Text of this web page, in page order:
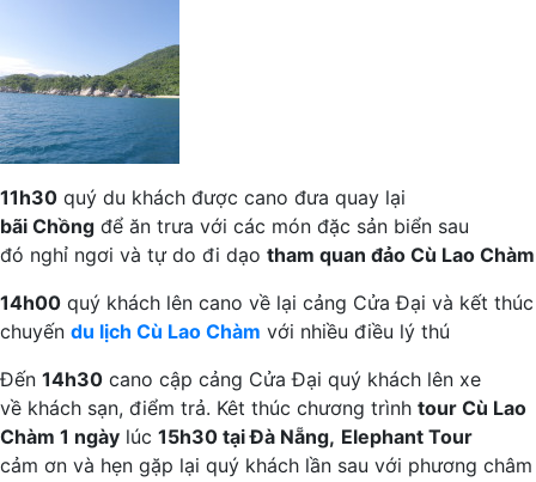
11h30 quý du khách được cano đưa quay lại
bãi Chồng để ăn trưa với các món đặc sản biển sau
đó nghỉ ngơi và tự do đi dạo tham quan đảo Cù Lao Chàm
14h00 quý khách lên cano về lại cảng Cửa Đại và kết thúc
chuyến du lịch Cù Lao Chàm với nhiều điều lý thú
Đến 14h30 cano cập cảng Cửa Đại quý khách lên xe
về khách sạn, điểm trả. Kêt thúc chương trình tour Cù Lao
Chàm 1 ngày lúc 15h30 tại Đà Nẵng, Elephant Tour
cảm ơn và hẹn gặp lại quý khách lần sau với phương châm